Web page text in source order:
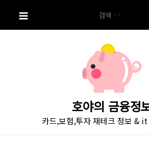
i
색:
호야의 금융정
카드,보험,투자 재테크 정보 & it